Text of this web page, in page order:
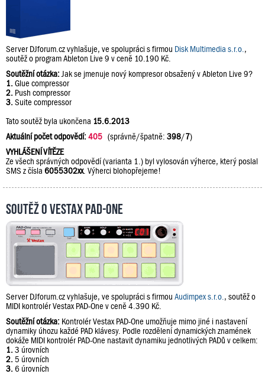
Server DJforum.cz vyhlašuje, ve spolupráci s firmou Disk Multimedia s.r.o.,
soutěž o program Ableton Live 9 v ceně 10.190 Kč.
Soutěžní otázka:Jak se jmenuje nový kompresor obsažený v Ableton Live 9?
1.Glue compressor
2. Push compressor
3.Suite compressor
Tato soutěž byla ukončena 15.6.2013
Aktuální počet odpovědí:405 (správně/špatně: 398/7)
VYHLÁŠENÍ VÍTĚZE
Ze všech správných odpovědí (varianta 1.) byl vylosován výherce, který poslal
SMS z čísla 6055302xx. Výherci blohopřejeme!
Soutěž o Vestax PAD-One
Server DJforum.cz vyhlašuje, ve spolupráci s firmou Audimpex s.r.o. , soutěž o
MIDI kontrolér Vestax PAD-One v ceně 4.390 Kč.
Soutěžní otázka: Kontrolér Vestax PAD-One umožňuje mimo jiné i nastavení
dynamiky úhozu každé PAD klávesy. Podle rozdělení dynamických znamének
dokáže MIDI kontrolér PAD-One nastavit dynamiku jednotlivých PADů v celkem:
1. 3 úrovních
2. 5 úrovních
3. 6 úrovních